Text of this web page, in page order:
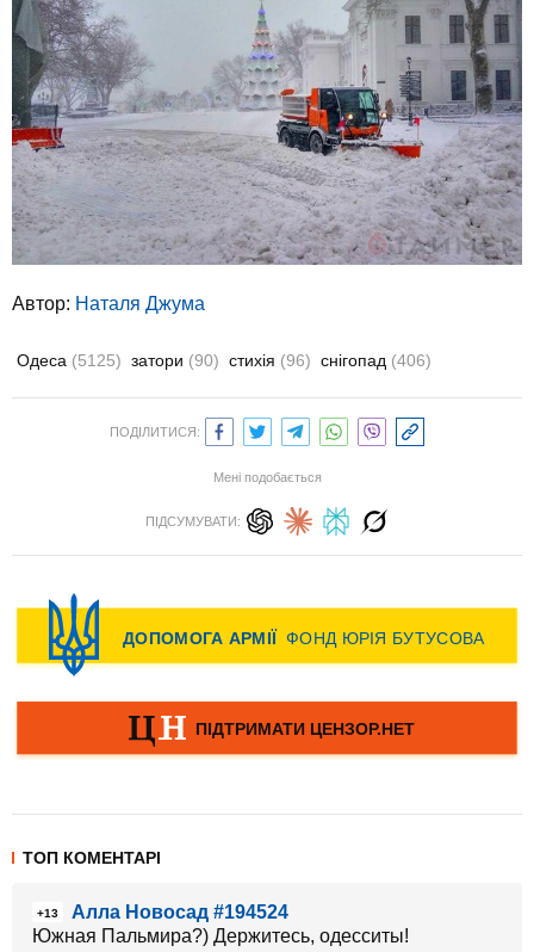
Автор: Наталя Джума
Одеса (5125) затори (90) стихія (96) снігопад (406)
ПОДІЛИТИСЯ:
Мені подобається
ПІДСУМУВАТИ:
ТОП КОМЕНТАРІ
+13
Алла Новосад #194524
Южная Пальмира?) Держитесь, одесситы!